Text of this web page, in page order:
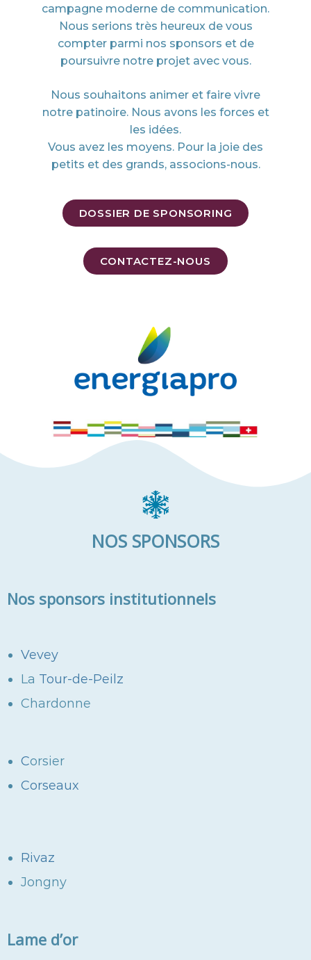
campagne moderne de communication.
Nous serions très heureux de vous
compter parmi nos sponsors et de
poursuivre notre projet avec vous.
Nous souhaitons animer et faire vivre
notre patinoire. Nous avons les forces et
les idées.
Vous avez les moyens. Pour la joie des
petits et des grands, associons-nous.
DOSSIER DE SPONSORING
CONTACTEZ-NOUS
NOS SPONSORS
Nos sponsors institutionnels
Vevey
La Tour-de-Peilz
Chardonne
Corsier
Corseaux
Rivaz
Jongny
Lame d’or